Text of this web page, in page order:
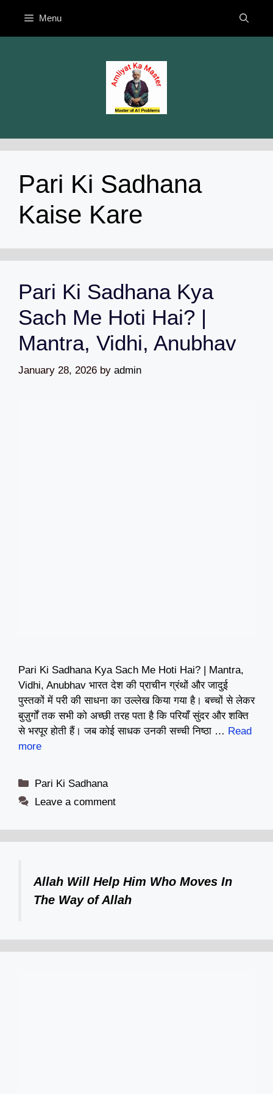
content
Menu
Pari Ki Sadhana
Kaise Kare
Pari Ki Sadhana Kya
Sach Me Hoti Hai? |
Mantra, Vidhi, Anubhav
January 28, 2026 by admin
Pari Ki Sadhana Kya Sach Me Hoti Hai? | Mantra,
Vidhi, Anubhav भारत देश की प्राचीन ग्रंथों और जादुई
पुस्तकों में परी की साधना का उल्लेख किया गया है। बच्चों से लेकर
बुज़ुर्गों तक सभी को अच्छी तरह पता है कि परियाँ सुंदर और शक्ति
से भरपूर होती हैं। जब कोई साधक उनकी सच्ची निष्ठा … Read
more
Categories
Pari Ki Sadhana
Leave a comment
Allah Will Help Him Who Moves In
The Way of Allah